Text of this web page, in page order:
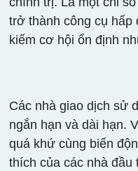
trở thành công cụ hấp
kiếm cơ hội ổn định
Các nhà giao dịch sử
ngắn hạn và dài hạn.
quá khứ cùng biến
thích của các nhà